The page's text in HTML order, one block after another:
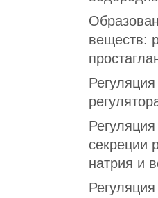
веществ:
секреции
натрия и